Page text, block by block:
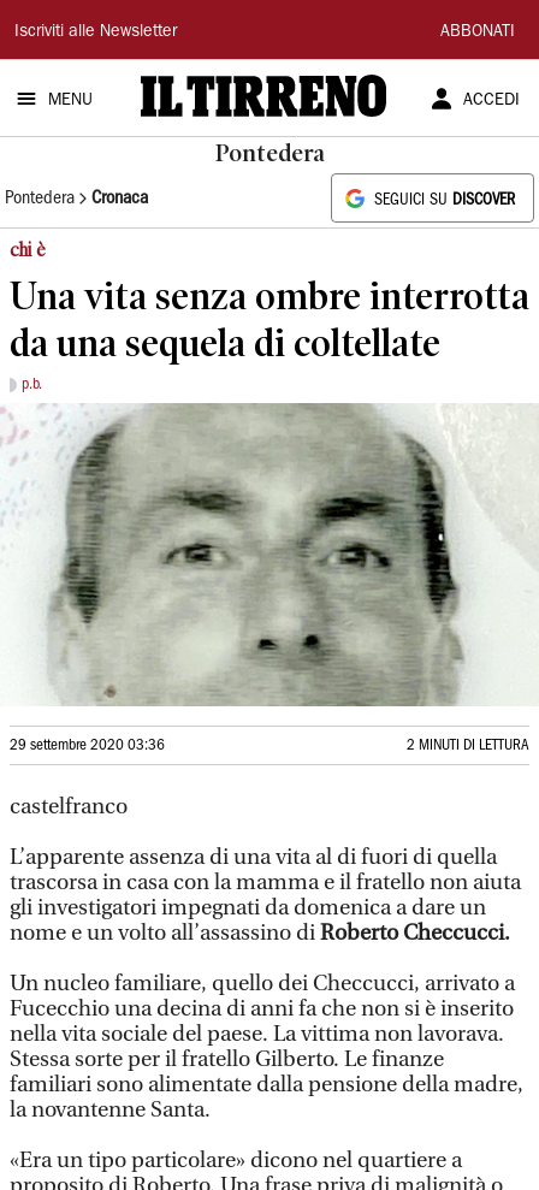
Il
Tirreno
Iscriviti alle Newsletter ABBONATI
MENU ACCEDI
Pontedera
Pontedera Cronaca SEGUICI SU DISCOVER
chi è
Una vita senza ombre interrotta
da una sequela di coltellate
p.b.
29 settembre 2020 03:36 2 MINUTI DI LETTURA
castelfranco
L’apparente assenza di una vita al di fuori di quella
trascorsa in casa con la mamma e il fratello non aiuta
gli investigatori impegnati da domenica a dare un
nome e un volto all’assassino diRoberto Checcucci.
Un nucleo familiare, quello dei Checcucci, arrivato a
Fucecchio una decina di anni fa che non si è inserito
nella vita sociale del paese. La vittima non lavorava.
Stessa sorte per il fratello Gilberto. Le finanze
familiari sono alimentate dalla pensione della madre,
la novantenne Santa.
«Era un tipo particolare» dicono nel quartiere a